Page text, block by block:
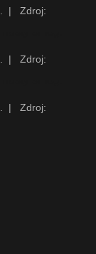
|
Zdroj:
|
Zdroj:
|
Zdroj: